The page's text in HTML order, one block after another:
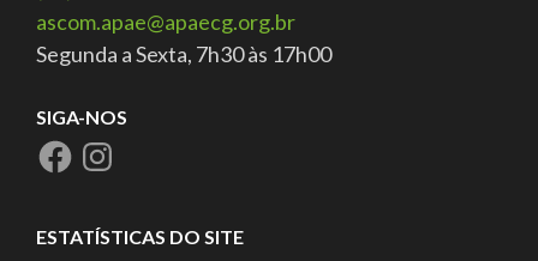
ascom.apae@apaecg.org.br
Segunda a Sexta, 7h30 às 17h00
SIGA-NOS
ESTATÍSTICAS DO SITE